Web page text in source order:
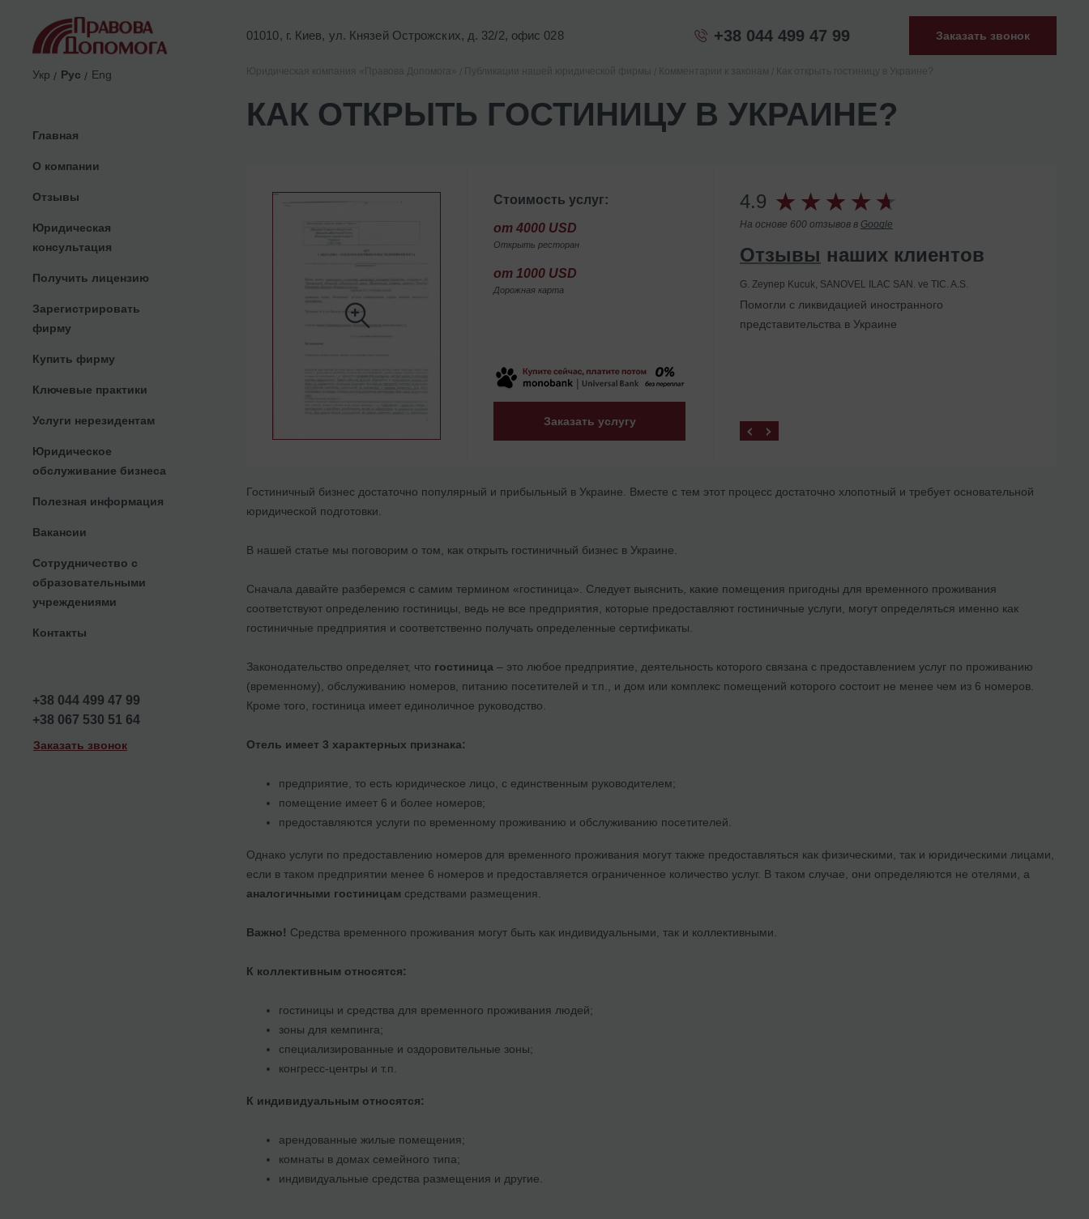
01010, г. Киев, ул. Князей Острожских, д. 32/2, офис 028 +38 044 499 47 99 Заказать звонок
Укр Рус Eng
Главная
О компании
Отзывы
Юридическая
консультация
Получить лицензию
Зарегистрировать
фирму
Купить фирму
Ключевые практики
Услуги нерезидентам
Юридическое
обслуживание бизнеса
Полезная информация
Вакансии
Сотрудничество с
образовательными
учреждениями
Контакты
+38 044 499 47 99
+38 067 530 51 64
Заказать звонок
КАК ОТКРЫТЬ ГОСТИНИЦУ В УКРАИНЕ?
Стоимость услуг:
от 4000 USD
Открыть ресторан
от 1000 USD
Дорожная карта
Заказать услугу
4.9
На основе 600 отзывов в Google
Отзывы наших клиентов
G. Zeynep Kucuk, SANOVEL ILAC SAN. ve TIC. A.S.
Помогли с ликвидацией иностранного
представительства в Украине
Гостиничный бизнес достаточно популярный и прибыльный в Украине. Вместе с тем этот процесс достаточно хлопотный и требует основательной
юридической подготовки.
В нашей статье мы поговорим о том, как открыть гостиничный бизнес в Украине.
Сначала давайте разберемся с самим термином «гостиница». Следует выяснить, какие помещения пригодны для временного проживания
соответствуют определению гостиницы, ведь не все предприятия, которые предоставляют гостиничные услуги, могут определяться именно как
гостиничные предприятия и соответственно получать определенные сертификаты.
Законодательство определяет, что гостиница – это любое предприятие, деятельность которого связана с предоставлением услуг по проживанию
(временному), обслуживанию номеров, питанию посетителей и т.п., и дом или комплекс помещений которого состоит не менее чем из 6 номеров.
Кроме того, гостиница имеет единоличное руководство.
Отель имеет 3 характерных признака:
предприятие, то есть юридическое лицо, с единственным руководителем;
помещение имеет 6 и более номеров;
предоставляются услуги по временному проживанию и обслуживанию посетителей.
Однако услуги по предоставлению номеров для временного проживания могут также предоставляться как физическими, так и юридическими лицами,
если в таком предприятии менее 6 номеров и предоставляется ограниченное количество услуг. В таком случае, они определяются не отелями, а
аналогичными гостиницам средствами размещения.
Важно! Средства временного проживания могут быть как индивидуальными, так и коллективными.
К коллективным относятся:
гостиницы и средства для временного проживания людей;
зоны для кемпинга;
специализированные и оздоровительные зоны;
конгресс-центры и т.п.
К индивидуальным относятся:
арендованные жилые помещения;
комнаты в домах семейного типа;
индивидуальные средства размещения и другие.